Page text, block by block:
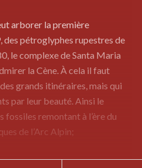
arborer la première
des pétroglyphes rupestres de
le complexe de Santa Maria
la Cène. À cela il faut
grands itinéraires, mais qui
par leur beauté. Ainsi le
fossiles remontant à l’ère du
de l’Arc Alpin;